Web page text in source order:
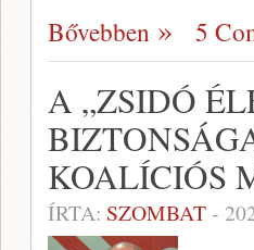
Bővebben 5
A „ZSIDÓ
KOALÍCIÓS
ÍRTA: SZOMBAT-